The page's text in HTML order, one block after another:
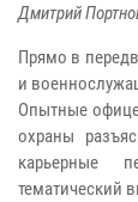
Дмитрий
Прямо в
и
Опытные
охраны
карьерные
тематический